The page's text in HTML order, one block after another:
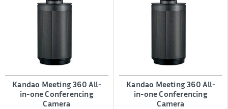
Kandao Meeting 360 All-
in-one Conferencing
Camera
Kandao Meeting 360 All-
in-one Conferencing
Camera